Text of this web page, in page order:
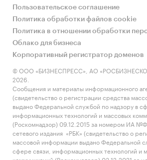
Пользовательское соглашение
Политика обработки файлов cookie
Политика в отношении обработки
Облако для бизнеса
Корпоративный регистратор доменов
© ООО «БИЗНЕСПРЕСС», АО
2026.
Сообщения и материалы информационного
(свидетельство о регистрации средства
выдано Федеральной службой по надзору в
информационных технологий и массовых
(Роскомнадзор) 09.12.2015 за номером ИА
сетевого издания «РБК» (свидетельство о
массовой информации выдано Федеральной
сфере связи, информационных технологий и